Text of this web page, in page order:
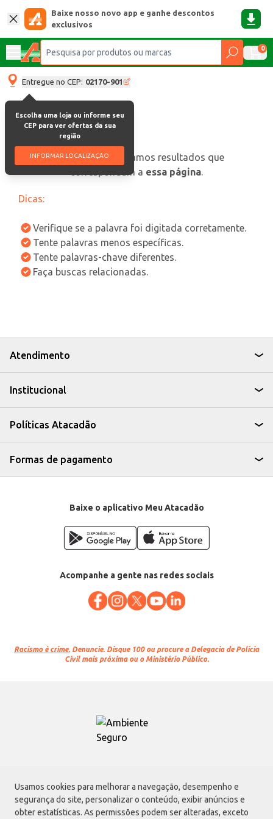
Usamos cookies para melhorar a navegação, desempenho e
segurança do site, personalizar o conteúdo, exibir anúncios e
obter estatísticas. As permissões podem ser alteradas, exceto
Baixe nosso novo app e ganhe descontos
exclusivos
0
Entregue no CEP: 02170-901
Escolha uma loja ou informe seu
CEP para ver ofertas da sua
região
INFORMAR LOCALIZAÇÃO
oops, não encontramos resultados que
correspondam a essa página.
Dicas:
Verifique se a palavra foi digitada corretamente.
Tente palavras menos específicas.
Tente palavras-chave diferentes.
Faça buscas relacionadas.
Atendimento
Institucional
Políticas Atacadão
Formas de pagamento
Baixe o aplicativo Meu Atacadão
Acompanhe a gente nas redes sociais
Racismo é crime. Denuncie. Disque 100 ou procure a Delegacia de Polícia
Civil mais próxima ou o Ministério Público.
Atacadão S.A.
Avenida Morvan Dias de Figueiredo, 6169, Vila Maria, São Paulo - SP | CEP
02170-901 | CNPJ: 75.315.333/0001-09